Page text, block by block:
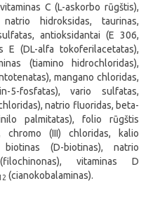
C (L-askorbo rūgštis),
hidroksidas, taurinas,
antioksidantai (E 306,
E (DL-alfa tokoferilacetatas),
(tiamino hidrochloridas),
mangano chloridas,
5-fosfatas), vario sulfatas,
natrio fluoridas, beta-
palmitatas), folio rūgštis
chromo (III) chloridas, kalio
(D-biotinas), natrio
vitaminas D
(cianokobalaminas).